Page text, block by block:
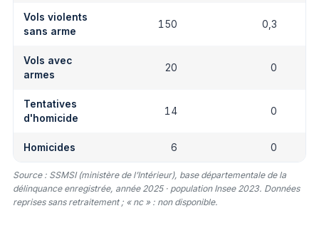
Vols violents
sans arme
150 0,3
Vols avec
armes
20 0
Tentatives
d'homicide
14 0
Homicides 6 0
Source : SSMSI (ministère de l’Intérieur), base départementale de la
délinquance enregistrée, année 2025 · population Insee 2023. Données
reprises sans retraitement ; « nc » : non disponible.